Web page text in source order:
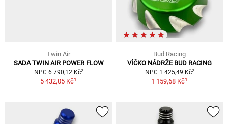
Twin Air
SADA TWIN AIR POWER FLOW
NPC 6 790,12 Kč2
5 432,05 Kč1
Bud Racing
VÍČKO NÁDRŽE BUD RACING
NPC 1 425,49 Kč2
1 159,68 Kč1